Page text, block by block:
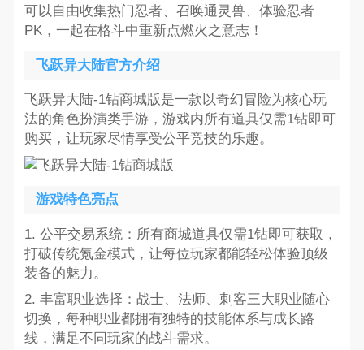
可以自由收集热门忍者、召唤通灵兽、体验忍者
PK，一起在格斗中重新点燃火之意志！
飞跃异大陆官方介绍
飞跃异大陆-1钻商城版是一款以奇幻冒险为核心玩
法的角色扮演类手游，游戏内所有道具仅需1钻即可
购买，让玩家尽情享受公平竞技的乐趣。
游戏特色亮点
1. 公平交易系统：所有商城道具仅需1钻即可获取，
打破传统氪金模式，让每位玩家都能轻松体验顶级
装备的魅力。
2. 丰富职业选择：战士、法师、刺客三大职业随心
切换，每种职业都拥有独特的技能体系与成长路
线，满足不同玩家的战斗需求。